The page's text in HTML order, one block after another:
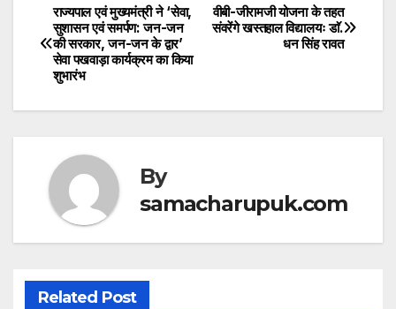
at
s
A
p
c
e
b
o
k
itt
er
Post
navigation
वीबी-जीरामजी योजना के तहत
संवरेंगे खस्तहाल विद्यालयः डाॅ.
धन सिंह रावत
राज्यपाल एवं मुख्यमंत्री ने ‘सेवा,
सुशासन एवं समर्पण: जन-जन
की सरकार, जन-जन के द्वार’
सेवा पखवाड़ा कार्यक्रम का किया
शुभारंभ
By
samacharupuk.com
Related Post